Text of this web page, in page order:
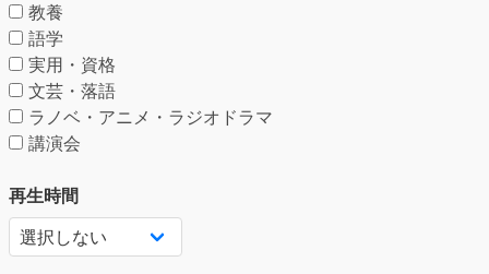
教養
語学
実用・資格
文芸・落語
ラノベ・アニメ・ラジオドラマ
講演会
再生時間